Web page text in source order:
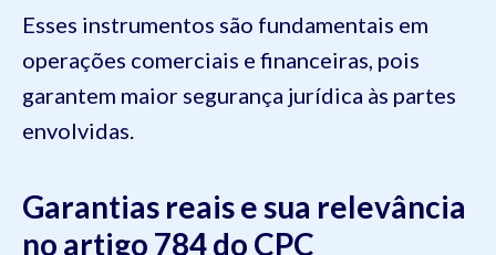
Esses instrumentos são fundamentais em
operações comerciais e financeiras, pois
garantem maior segurança jurídica às partes
envolvidas.
Garantias reais e sua relevância
no artigo 784 do CPC